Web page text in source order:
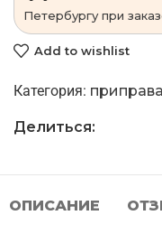
Петербургу при
Add to wishlist
Категория: приправа
Делиться:
ОПИСАНИЕ